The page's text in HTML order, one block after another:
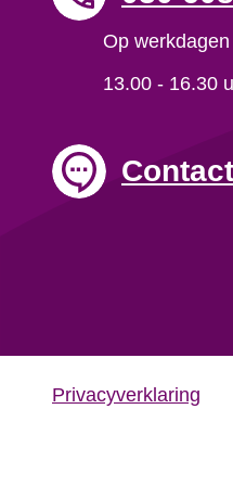
Op
13.00 - 16.30
Privacyverklaring